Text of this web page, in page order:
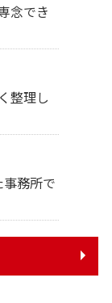
念でき
整理し
務所で